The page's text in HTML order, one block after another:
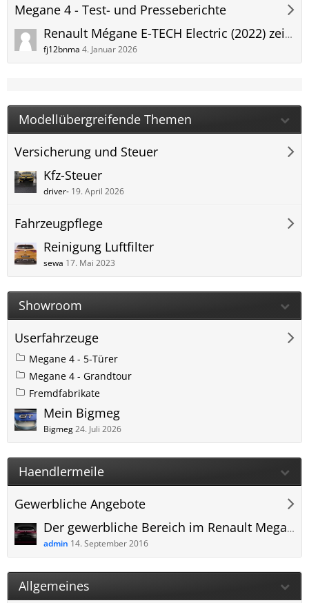
Megane 4 - Test- und Presseberichte
Renault Mégane E-TECH Electric (2022) zeigt erste Details
fj12bnma 4. Januar 2026
Modellübergreifende Themen
Versicherung und Steuer
Kfz-Steuer
driver- 19. April 2026
Fahrzeugpflege
Reinigung Luftfilter
sewa 17. Mai 2023
Showroom
Userfahrzeuge
Megane 4 - 5-Türer
Megane 4 - Grandtour
Fremdfabrikate
Mein Bigmeg
Bigmeg24. Juli 2026
Haendlermeile
Gewerbliche Angebote
Der gewerbliche Bereich im Renault Megane 4 Forum
admin 14. September 2016
Allgemeines